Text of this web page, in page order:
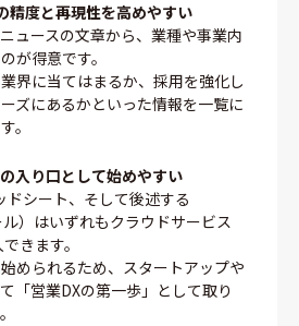
精度と再現性を高めやすい
ュースの文章から、業種や事業内
が得意です。
界に当てはまるか、採用を強化し
ズにあるかといった情報を一覧に
。
入り口として始めやすい
シート、そして後述する
）はいずれもクラウドサービス
きます。
められるため、スタートアップや
「営業DXの第一歩」として取り